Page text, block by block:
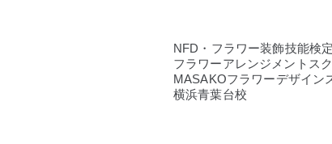
NFD・フラワー装飾技能検
フラワーアレンジメントス
MASAKOフラワーデザイン
横浜青葉台校